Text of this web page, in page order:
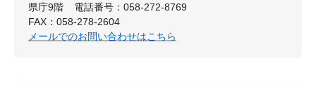
県庁9階
電話番号：058-272-8769
FAX：058-278-2604
メールでのお問い合わせはこちら